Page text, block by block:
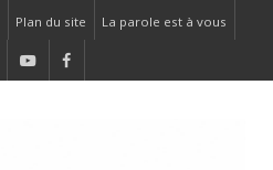
Plan du site La parole est à vous